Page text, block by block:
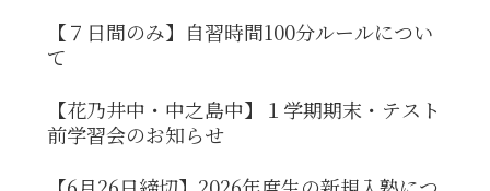
【７日間のみ】自習時間100分ルールについ
て
【花乃井中・中之島中】１学期期末・テスト
前学習会のお知らせ